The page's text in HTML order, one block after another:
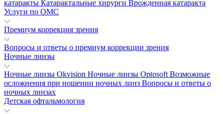
катаракты Катарактальные хирурги Врожденная катаракта
Услуги по ОМС
Премиум коррекция зрения
Вопросы и ответы о премиум коррекции зрения
Ночные линзы
Ночные линзы Okvision Ночные линзы Optosoft Возможные
осложнения при ношении ночных линз Вопросы и ответы о
ночных линзах
Детская офтальмология